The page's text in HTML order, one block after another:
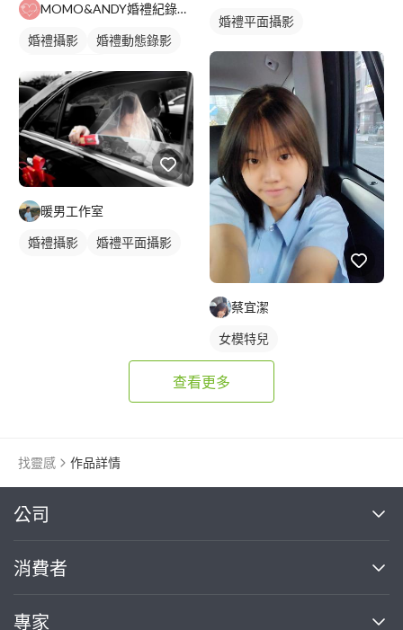
MOMO&ANDY婚禮紀錄影像工作室
婚禮攝影
婚禮動態錄影
暖男工作室
婚禮攝影 婚禮平面攝影
婚禮平面攝影
蔡宜潔
女模特兒
查看更多
找靈感 作品詳情
公司
關於我們
消費者
買服務
專家
繼續完成